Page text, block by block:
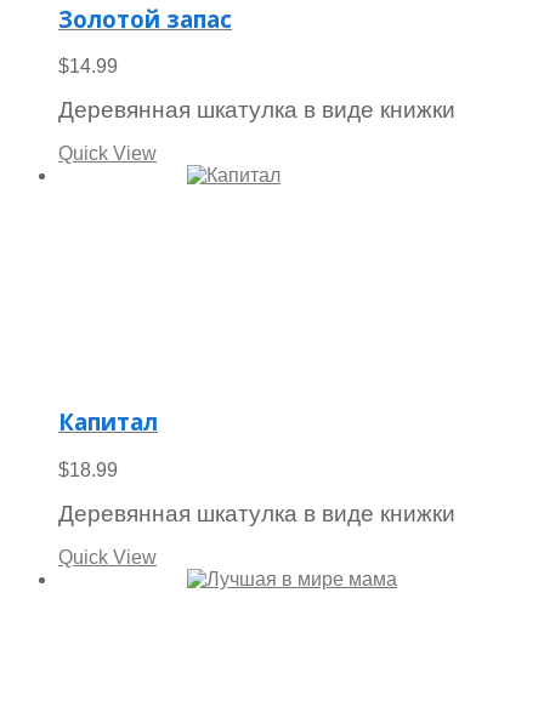
Золотой запас
$14.99
Деревянная шкатулка в виде книжки
Quick View
Капитал
$18.99
Деревянная шкатулка в виде книжки
Quick View